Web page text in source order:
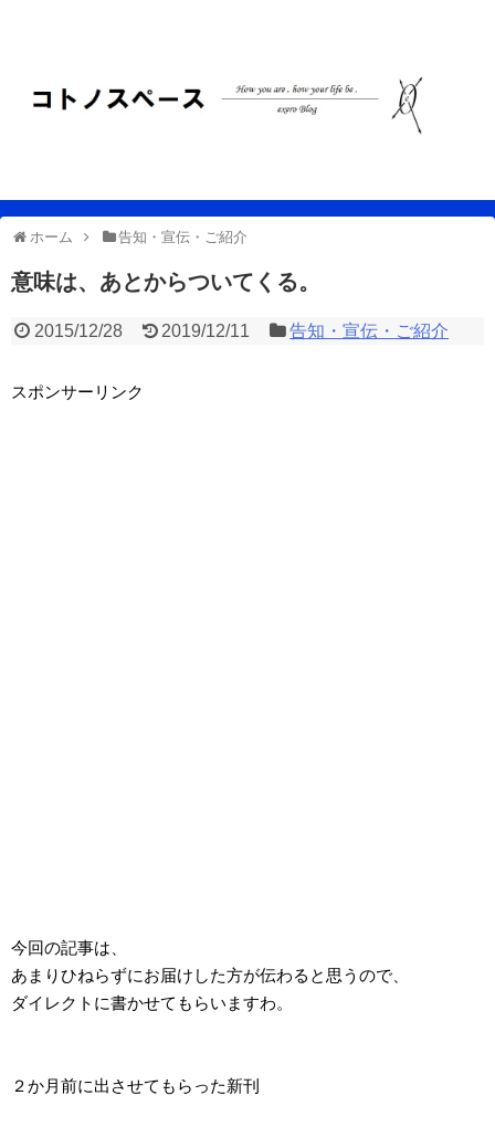
ホーム 告知・宣伝・ご紹介
意味は、あとからついてくる。
2015/12/28 2019/12/11 告知・宣伝・ご紹介
スポンサーリンク
今回の記事は、
あまりひねらずにお届けした方が伝わると思うので、
ダイレクトに書かせてもらいますわ。
２か月前に出させてもらった新刊